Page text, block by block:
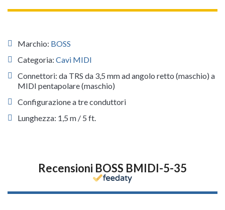
Marchio: BOSS
Categoria: Cavi MIDI
Connettori: da TRS da 3,5 mm ad angolo retto (maschio) a
MIDI pentapolare (maschio)
Configurazione a tre conduttori
Lunghezza: 1,5 m / 5 ft.
Recensioni BOSS BMIDI-5-35